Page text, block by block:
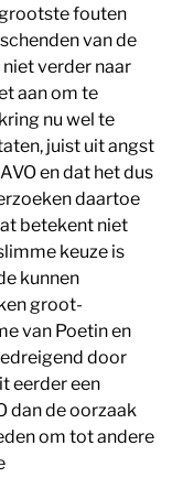
fouten
van de
verder naar
aan om te
nu wel te
juist uit angst
en dat het dus
daartoe
betekent niet
keuze is
kunnen
groot-
van Poetin en
door
eerder een
dan de oorzaak
om tot andere